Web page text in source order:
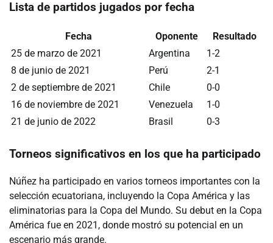
Lista de partidos jugados por fecha
Fecha Oponente
Resultado
25 de marzo de 2021
Argentina
1-2
8 de junio de 2021
Perú
2-1
2 de septiembre de 2021
Chile
0-0
16 de noviembre de 2021
Venezuela
1-0
21 de junio de 2022
Brasil 0-3
Torneos significativos en los que ha participado
Núñez ha participado en varios torneos importantes con la
selección ecuatoriana, incluyendo la Copa América y las
eliminatorias para la Copa del Mundo. Su debut en la Copa
América fue en 2021, donde mostró su potencial en un
escenario más grande.